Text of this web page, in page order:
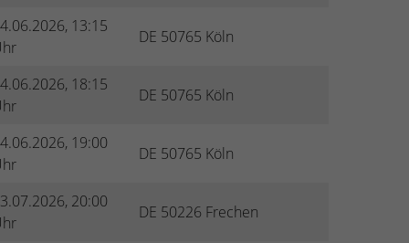
13:15
DE 50765 Köln
18:15
DE 50765 Köln
19:00
DE 50765 Köln
20:00
DE 50226 Frechen